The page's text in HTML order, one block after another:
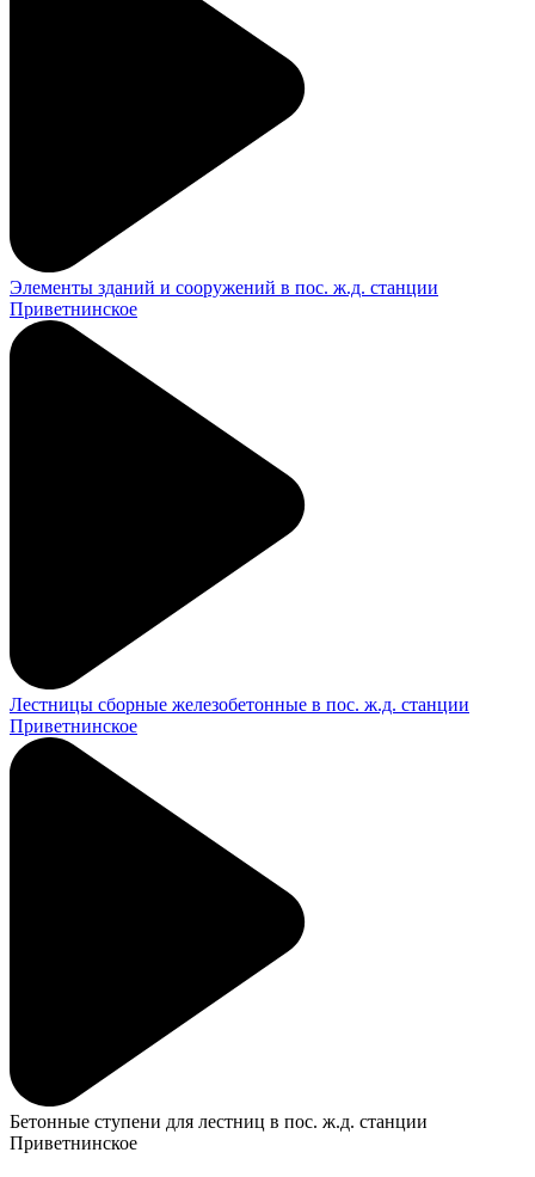
Элементы зданий и сооружений в пос. ж.д. станции
Приветнинское
Лестницы сборные железобетонные в пос. ж.д. станции
Приветнинское
Бетонные ступени для лестниц в пос. ж.д. станции
Приветнинское